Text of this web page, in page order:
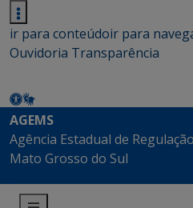
ir para conteúdoir para
Ouvidoria Transparência
AGEMS
Agência Estadual de
Mato Grosso do Sul